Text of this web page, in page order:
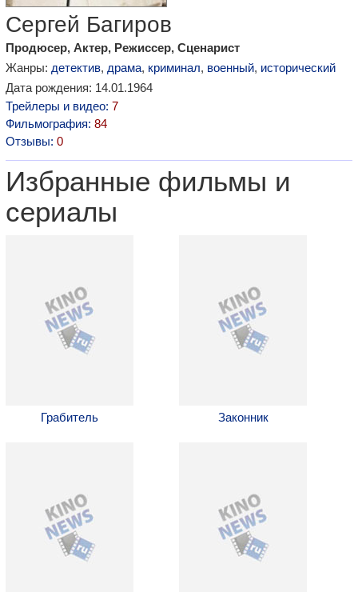
Сергей Багиров
Продюсер, Актер, Режиссер, Сценарист
Жанры: детектив, драма, криминал, военный, исторический
Дата рождения: 14.01.1964
Трейлеры и видео: 7
Фильмография: 84
Отзывы: 0
Избранные фильмы и
сериалы
Грабитель Законник